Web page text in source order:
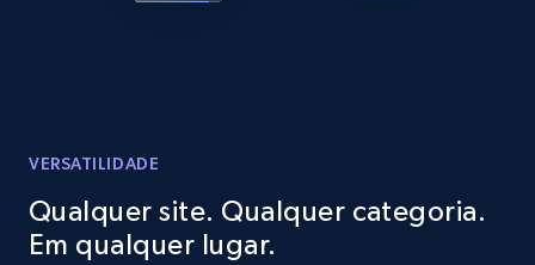
Amazon products global dataset - Collects
VERSATILIDADE
Qualquer site. Qualquer categoria.
Em qualquer lugar.